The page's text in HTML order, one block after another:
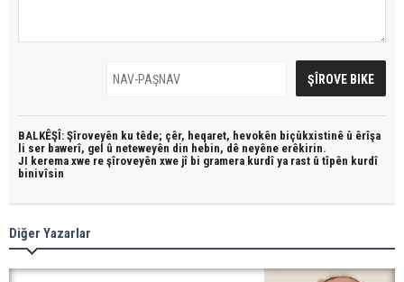
BALKÊŞÎ: Şîroveyên ku têde; çêr, heqaret, hevokên biçûkxistinê û êrîşa
li ser bawerî, gel û neteweyên din hebin, dê neyêne erêkirin.
JI kerema xwe re şîroveyên xwe jî bi gramera kurdî ya rast û tîpên kurdî
binivîsin
Diğer Yazarlar